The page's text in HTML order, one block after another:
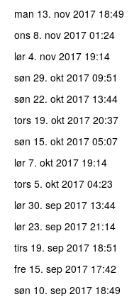
man 13. nov 2017 18:49
ons 8. nov 2017 01:24
lør 4. nov 2017 19:14
søn 29. okt 2017 09:51
søn 22. okt 2017 13:44
tors 19. okt 2017 20:37
søn 15. okt 2017 05:07
lør 7. okt 2017 19:14
tors 5. okt 2017 04:23
lør 30. sep 2017 13:44
lør 23. sep 2017 21:14
tirs 19. sep 2017 18:51
fre 15. sep 2017 17:42
søn 10. sep 2017 18:49